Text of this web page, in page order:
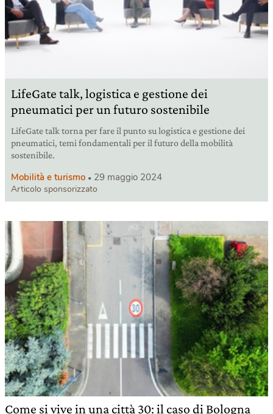
LifeGate talk, logistica e gestione dei
pneumatici per un futuro sostenibile
LifeGate talk torna per fare il punto su logistica e gestione dei
pneumatici, temi fondamentali per il futuro della mobilità
sostenibile.
Mobilità e turismo 29 maggio 2024
Articolo sponsorizzato
Come si vive in una città 30: il caso di Bologna